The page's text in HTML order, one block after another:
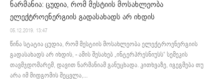
ნარმანია: ცუდია, რომ მესტიის მოსახლეობა
ელექტროენერგიის გადასახადს არ იხდის
05.12.2019. 13:47
წინა სტატია ცუდია, რომ მესტიის მოსახლეობა ელექტროენერგიის
გადასახადს არ იხდის, - ამის შესახებ „ინტერპრესნიუსს“ სემეკის
თავმჯდომარემ, დავით ნარმანიამ განუცხადა. კითხვაზე, იგეგმება თუ
არა იმ მიდგომის შეცვლა,...